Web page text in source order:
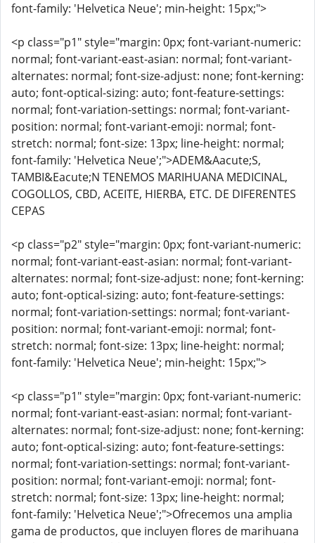
font-family: 'Helvetica Neue'; min-height: 15px;">
<p class="p1" style="margin: 0px; font-variant-numeric:
normal; font-variant-east-asian: normal; font-variant-
alternates: normal; font-size-adjust: none; font-kerning:
auto; font-optical-sizing: auto; font-feature-settings:
normal; font-variation-settings: normal; font-variant-
position: normal; font-variant-emoji: normal; font-
stretch: normal; font-size: 13px; line-height: normal;
font-family: 'Helvetica Neue';">ADEM&Aacute;S,
TAMBI&Eacute;N TENEMOS MARIHUANA MEDICINAL,
COGOLLOS, CBD, ACEITE, HIERBA, ETC. DE DIFERENTES
CEPAS
<p class="p2" style="margin: 0px; font-variant-numeric:
normal; font-variant-east-asian: normal; font-variant-
alternates: normal; font-size-adjust: none; font-kerning:
auto; font-optical-sizing: auto; font-feature-settings:
normal; font-variation-settings: normal; font-variant-
position: normal; font-variant-emoji: normal; font-
stretch: normal; font-size: 13px; line-height: normal;
font-family: 'Helvetica Neue'; min-height: 15px;">
<p class="p1" style="margin: 0px; font-variant-numeric:
normal; font-variant-east-asian: normal; font-variant-
alternates: normal; font-size-adjust: none; font-kerning:
auto; font-optical-sizing: auto; font-feature-settings:
normal; font-variation-settings: normal; font-variant-
position: normal; font-variant-emoji: normal; font-
stretch: normal; font-size: 13px; line-height: normal;
font-family: 'Helvetica Neue';">Ofrecemos una amplia
gama de productos, que incluyen flores de marihuana